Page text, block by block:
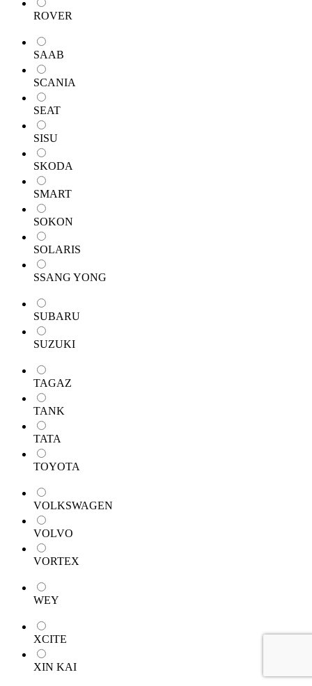
ROVER
SAAB
SCANIA
SEAT
SISU
SKODA
SMART
SOKON
SOLARIS
SSANG YONG
SUBARU
SUZUKI
TAGAZ
TANK
TATA
TOYOTA
VOLKSWAGEN
VOLVO
VORTEX
WEY
XCITE
XIN KAI